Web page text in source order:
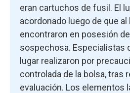
eran cartuchos de fusil. El
acordonado luego de que
encontraron en posesión
sospechosa. Especialistas
lugar realizaron por
controlada de la bolsa, tras
evaluación. Los elementos